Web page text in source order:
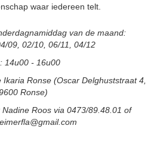
waar iedereen telt.
van de maand:
09, 02/10, 06/11, 04/12
14u00 - 16u00
Ronse (Oscar Delghuststraat 4,
Ronse)
Roos via 0473/89.48.01 of